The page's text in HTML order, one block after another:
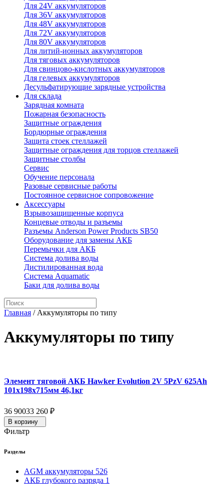
Для 24V аккумуляторов
Для 36V аккумуляторов
Для 48V аккумуляторов
Для 72V аккумуляторов
Для 80V аккумуляторов
Для литий-ионных аккумуляторов
Для тяговых аккумуляторов
Для свинцово-кислотных аккумуляторов
Для гелевых аккумуляторов
Десульфатирующие зарядные устройства
Для склада
Зарядная комната
Пожарная безопасность
Защитные ограждения
Бордюрные ограждения
Защита стоек стеллажей
Защитные ограждения для торцов стеллажей
Защитные столбы
Сервис
Обучение персонала
Разовые сервисные работы
Постоянное сервисное сопровожение
Аксессуары
Взрывозащищенные корпуса
Концевые отводы и разъемы
Разъемы Anderson Power Products SB50
Оборудование для замены АКБ
Перемычки для АКБ
Система долива воды
Дистилированная вода
Система Aquamatic
Баки для долива воды
Главная / Аккумуляторы по типу
Аккумуляторы по типу
Элемент тяговой АКБ Hawker Evolution 2V 5PzV 625Ah
101x198x715мм 46,1кг
36 90033 260 ₽
В корзину
Фильтр
Разделы
AGM аккумуляторы 526
АКБ глубокого разряда 1